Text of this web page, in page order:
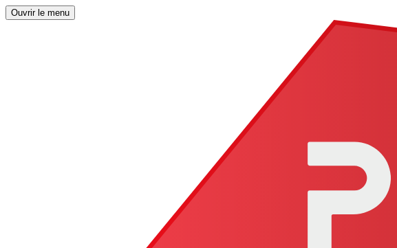
Ouvrir le menu